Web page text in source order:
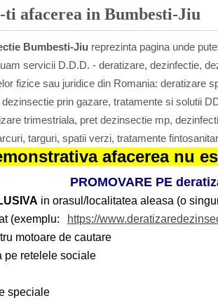
ti afacerea in Bumbesti-Jiu
Bumbesti-Jiu reprezinta pagina unde
servicii D.D.D. - deratizare, dezinfectie,
fizice sau juridice din Romania: deratizare
prin gazare, tratamente si solutii
trimestriala, pret dezinsectie mp,
targuri, spatii verzi, tratamente
afacerea nu
PROMOVARE PE
in orasul/localitatea aleasa (o
(exemplu:
https://
motoare de cautare
pe retelele sociale
speciale